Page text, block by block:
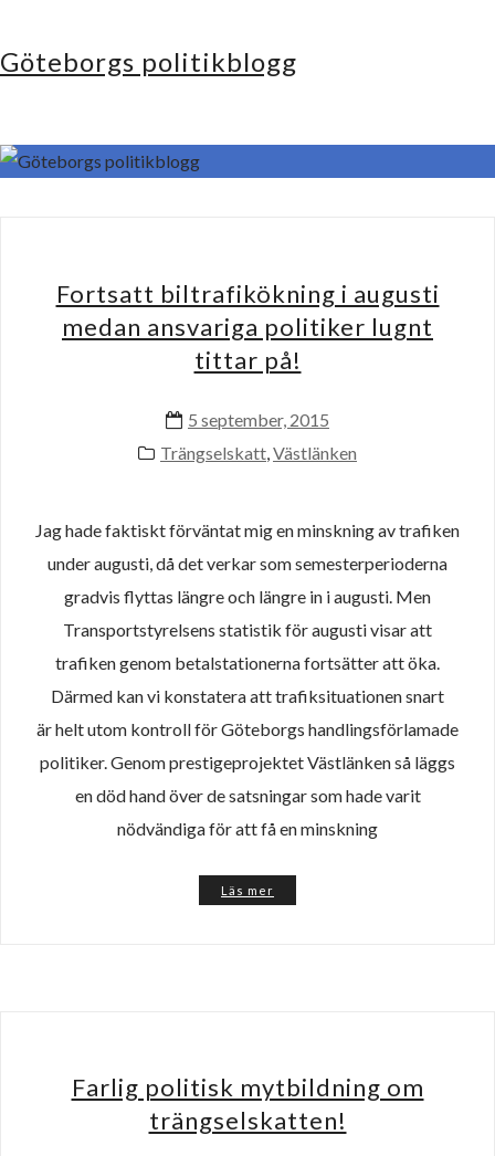
Göteborgs politikblogg
Fortsatt biltrafikökning i augusti
medan ansvariga politiker lugnt
tittar på!
5 september, 2015
Trängselskatt Västlänken
Jag hade faktiskt förväntat mig en minskning av trafiken
under augusti, då det verkar som semesterperioderna
gradvis flyttas längre och längre in i augusti. Men
Transportstyrelsens statistik för augusti visar att
trafiken genom betalstationerna fortsätter att öka.
Därmed kan vi konstatera att trafiksituationen snart
är helt utom kontroll för Göteborgs handlingsförlamade
politiker. Genom prestigeprojektet Västlänken så läggs
en död hand över de satsningar som hade varit
nödvändiga för att få en minskning
Läs mer
Farlig politisk mytbildning om
trängselskatten!